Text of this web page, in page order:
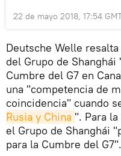
22 de mayo 2018, 17:54
Deutsche Welle
del Grupo de
Cumbre del G7 en
una "competencia de
coincidencia" cuando
Rusia y China ". Para
el Grupo de Shanghái
para la Cumbre del G7".